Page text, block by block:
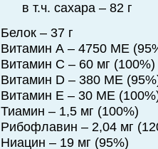
в т.ч. сахара – 82 г
Белок – 37 г
Витамин А – 4750 МЕ
Витамин С – 60 мг (100%)
Витамин D – 380 МЕ
Витамин Е – 30 МЕ
Тиамин – 1,5 мг (100%)
Рибофлавин – 2,04 мг
Ниацин – 19 мг (95%)